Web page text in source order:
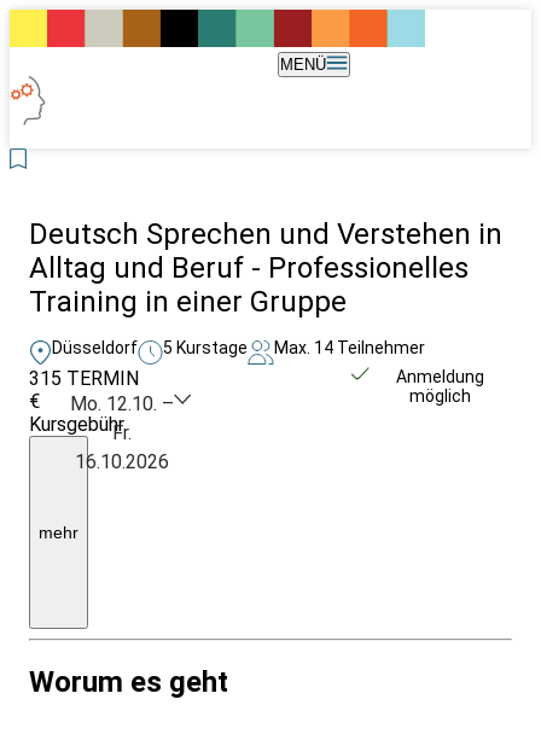
MENÜ
Deutsch Sprechen und Verstehen in
Alltag und Beruf - Professionelles
Training in einer Gruppe
Düsseldorf 5 Kurstage Max. 14 Teilnehmer
315
€
Kursgebühr
pro
Woche
Teilnahmebescheinigung,
mehr
TERMIN
Mo. 12.10. –
Fr.
16.10.2026
Anmeldung
möglich
Worum es geht